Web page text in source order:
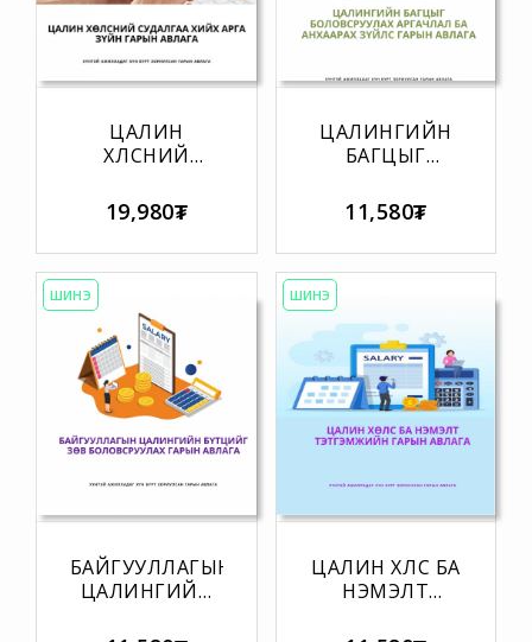
ЦАЛИН
ХӨЛСНИЙ
ХИЙХ АРГА
ЗҮЙН ГАРЫН
АВЛАГА
19,980₮
ЦАЛИНГИЙН
БАГЦЫГ
АРГАЧЛАЛ БА
АНХААРАХ
ЗҮЙЛС ГАРЫН
АВЛАГА
11,580₮
ШИНЭ
БАЙГУУЛЛАГЫН
ЦАЛИНГИЙН
ШИНЭ
ЦАЛИН ХӨЛС БА
НЭМЭЛТ